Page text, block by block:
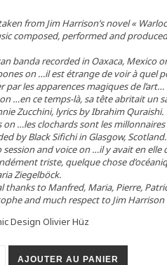
from Jim Harrison’s novel «
composed, performed and
banda recorded in Oaxaca, Mexico
on …il est étrange de voir à quel
par les apparences magiques de l’art…
…en ce temps-là, sa tête abritait un
Zucchini, lyrics by Ibrahim Quraishi.
on …les clochards sont les
by Black Sifichi in Glasgow, Scotland.
and voice on …il y avait en elle
triste, quelque chose
Ziegelböck.
thanks to Manfred, Maria, Pierre,
and much respect to Jim
Design Olivier Hüz
AJOUTER AU PANIER